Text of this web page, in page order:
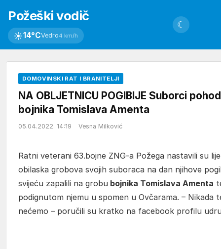
Požeški vodič
☀14°CVedro4 km/h
☾
DOMOVINSKI RAT I BRANITELJI
NA OBLJETNICU POGIBIJE Suborci
bojnika Tomislava Amenta
05.04.2022. 14:19 Vesna Milković
Ratni veterani 63.bojne ZNG-a Požega nastavili su
obilaska grobova svojih suboraca na dan njihove
svijeću zapalili na grobu bojnika Tomislava Amenta
podignutom njemu u spomen u Ovčarama. – Nikada
nećemo – poručili su kratko na facebook profilu